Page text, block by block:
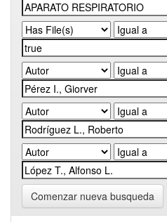
Comenzar nueva busqueda